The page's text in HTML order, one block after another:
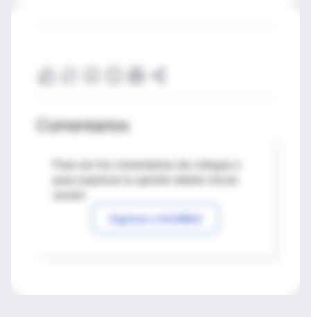
Comentarios
Para ver los comentarios de colegas o
Ingresar a IntraMed